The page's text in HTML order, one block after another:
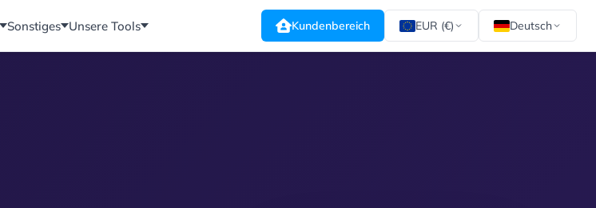
Sonstiges Unsere Tools Kundenbereich EUR (€) Deutsch